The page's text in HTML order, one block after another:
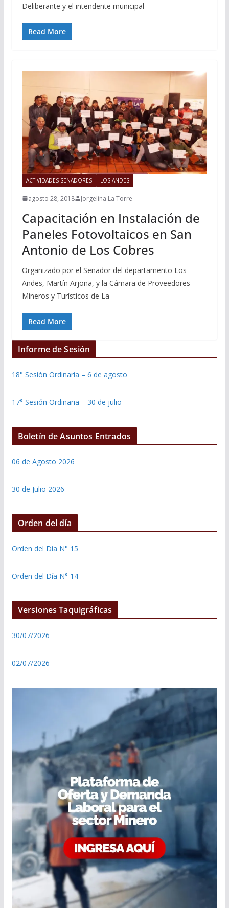
Deliberante y el intendente municipal
Read More
ACTIVIDADES SENADORES LOS ANDES
agosto 28, 2018 Jorgelina La Torre
Capacitación en Instalación de
Paneles Fotovoltaicos en San
Antonio de Los Cobres
Organizado por el Senador del departamento Los
Andes, Martín Arjona, y la Cámara de Proveedores
Mineros y Turísticos de La
Read More
Informe de Sesión
18° Sesión Ordinaria – 6 de agosto
17° Sesión Ordinaria – 30 de julio
Boletín de Asuntos Entrados
06 de Agosto 2026
30 de Julio 2026
Orden del día
Orden del Día N° 15
Orden del Día N° 14
Versiones Taquigráficas
30/07/2026
02/07/2026